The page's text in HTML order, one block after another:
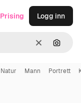
Slett Søk
Prising Logg inn
Natur Mann Portrett